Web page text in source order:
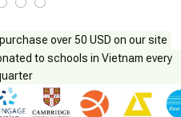
over 50 USD on our site
to schools in Vietnam every